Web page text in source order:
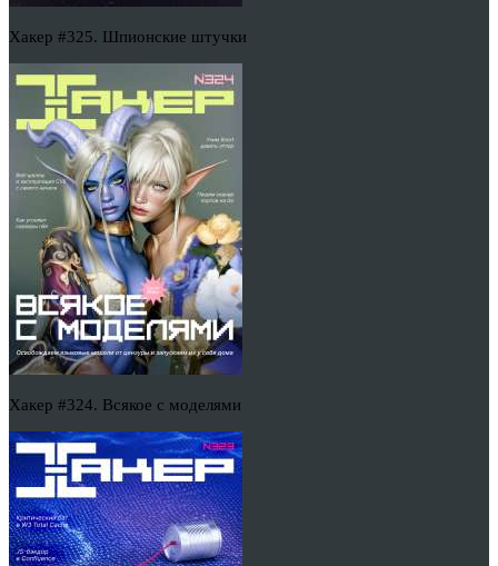
Хакер #325. Шпионские штучки
Хакер #324. Всякое с моделями